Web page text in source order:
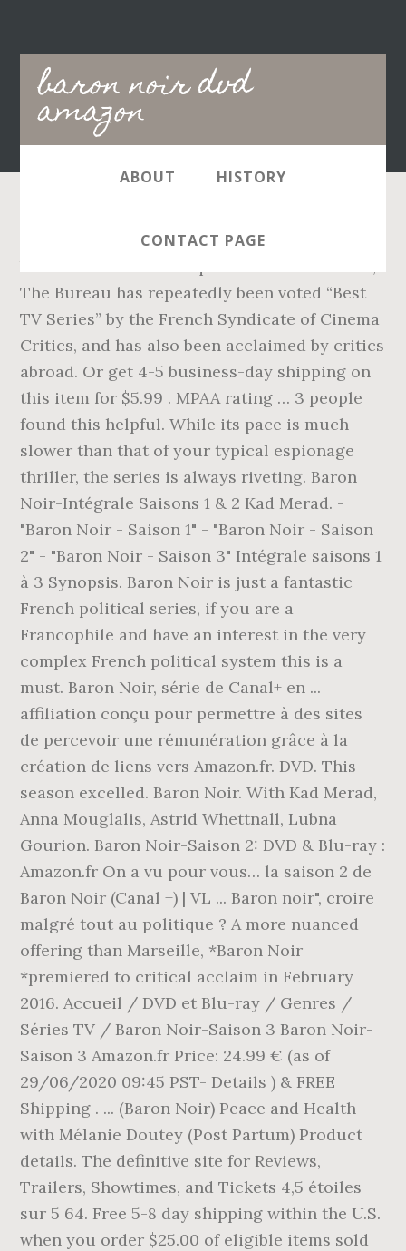
baron noir dvd
amazon
Main
navigation
ABOUT HISTORY
CONTACT PAGE
Constant back stabbing & double dealing, just
The Bureau has repeatedly been voted “Best
TV Series” by the French Syndicate of Cinema
Critics, and has also been acclaimed by critics
abroad. Or get 4-5 business-day shipping on
this item for $5.99 . MPAA rating … 3 people
found this helpful. While its pace is much
slower than that of your typical espionage
thriller, the series is always riveting. Baron
Noir-Intégrale Saisons 1 & 2 Kad Merad. -
"Baron Noir - Saison 1" - "Baron Noir - Saison
2" - "Baron Noir - Saison 3" Intégrale saisons 1
à 3 Synopsis. Baron Noir is just a fantastic
French political series, if you are a
Francophile and have an interest in the very
complex French political system this is a
must. Baron Noir, série de Canal+ en ...
affiliation conçu pour permettre à des sites
de percevoir une rémunération grâce à la
création de liens vers Amazon.fr. DVD. This
season excelled. Baron Noir. With Kad Merad,
Anna Mouglalis, Astrid Whettnall, Lubna
Gourion. Baron Noir-Saison 2: DVD & Blu-ray :
Amazon.fr On a vu pour vous… la saison 2 de
Baron Noir (Canal +) | VL ... Baron noir", croire
malgré tout au politique ? A more nuanced
offering than Marseille, *Baron Noir
*premiered to critical acclaim in February
2016. Accueil / DVD et Blu-ray / Genres /
Séries TV / Baron Noir-Saison 3 Baron Noir-
Saison 3 Amazon.fr Price: 24.99 € (as of
29/06/2020 09:45 PST- Details ) & FREE
Shipping . ... (Baron Noir) Peace and Health
with Mélanie Doutey (Post Partum) Product
details. The definitive site for Reviews,
Trailers, Showtimes, and Tickets 4,5 étoiles
sur 5 64. Free 5-8 day shipping within the U.S.
when you order $25.00 of eligible items sold